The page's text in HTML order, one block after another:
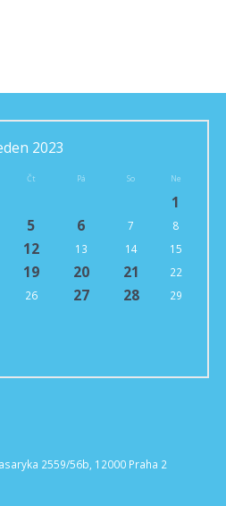
2023
Čt Pá So Ne
1
5 6 7 8
12 13 14 15
19 20 21 22
26 27 28 29
2559/56b, 12000 Praha 2